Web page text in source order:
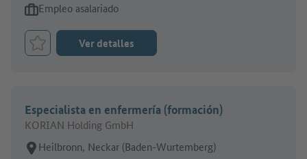
Tipo de oferta de empleo:
Empleo asalariado
Marcar el trabajo como favorito
Ver detalles
Especialista en enfermería (formación)
KORIAN Holding GmbH
Lugar de trabajo:
Heilbronn, Neckar (Baden-Wurtemberg)